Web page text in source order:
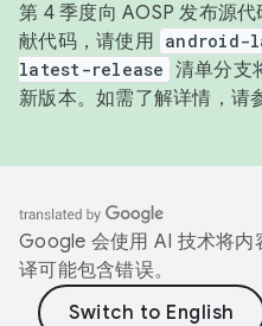
第 4 季度向 AOSP 发布源
献代码，请使用 android-
latest-release 清单分支
新版本。如需了解详情，请
Google 会使用 AI 技术将内
译可能包含错误。